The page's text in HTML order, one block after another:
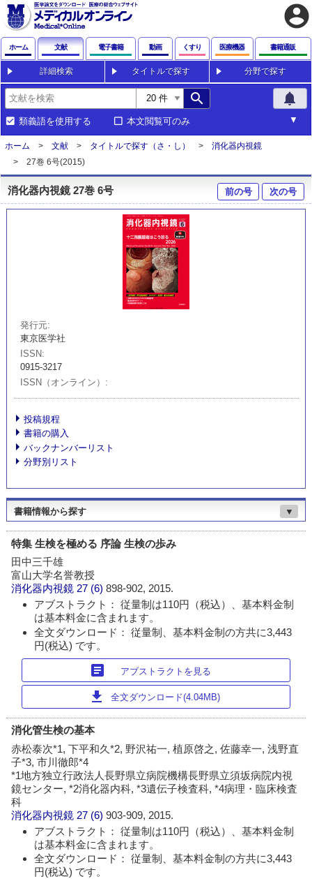
account_circle
ホーム 文献 電子書籍 動画 くすり 医療機器 書籍通販
詳細検索 タイトルで探す 分野で探す
search notifications
類義語を使用する 本文閲覧可のみ
ホーム 文献 タイトルで探す（さ・し）
消化器内視鏡
27巻 6号(2015)
消化器内視鏡 27巻 6号 前の号 次の号
発行元
東京医学社
ISSN
0915-3217
ISSN（オンライン）
投稿規程
書籍の購入
バックナンバーリスト
分野別リスト
書籍情報から探す ▼
特集 生検を極める 序論 生検の歩み
田中三千雄
富山大学名誉教授
消化器内視鏡 27 (6)898-902, 2015.
アブストラクト： 従量制は110円（税込）、基本料金制
は基本料金に含まれます。
全文ダウンロード： 従量制、基本料金制の方共に3,443
円(税込) です。
article アブストラクトを見る
download 全文ダウンロード(4.04MB)
消化管生検の基本
赤松泰次*1, 下平和久*2, 野沢祐一, 植原啓之, 佐藤幸一, 浅野直
子*3, 市川徹郎*4
*1地方独立行政法人長野県立病院機構長野県立須坂病院内視
鏡センター, *2消化器内科, *3遺伝子検査科, *4病理・臨床検査
科
消化器内視鏡 27 (6)903-909, 2015.
アブストラクト： 従量制は110円（税込）、基本料金制
は基本料金に含まれます。
全文ダウンロード： 従量制、基本料金制の方共に3,443
円(税込) です。